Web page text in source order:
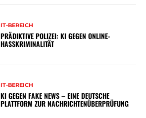
IT-BEREICH
PRÄDIKTIVE POLIZEI: KI GEGEN ONLINE-
HASSKRIMINALITÄT
IT-BEREICH
KI GEGEN FAKE NEWS – EINE DEUTSCHE
PLATTFORM ZUR NACHRICHTENÜBERPRÜFUNG